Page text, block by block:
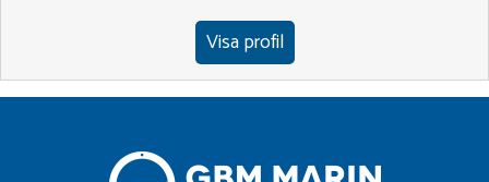
Visa profil